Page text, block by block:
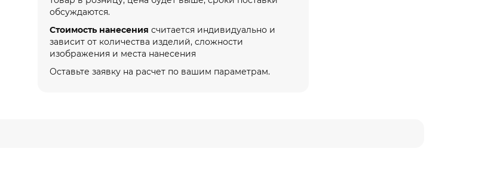
обсуждаются.
Стоимость нанесения считается индивидуально и
зависит от количества изделий, сложности
изображения и места нанесения
Оставьте заявку на расчет по вашим параметрам.